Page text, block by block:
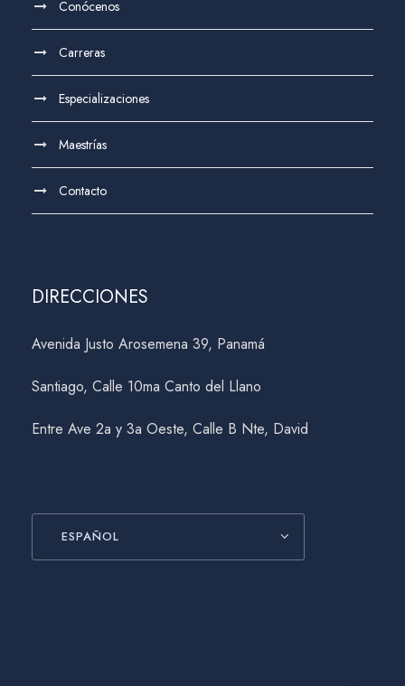
Conócenos
Carreras
Especializaciones
Maestrías
Contacto
DIRECCIONES
Avenida Justo Arosemena 39, Panamá
Santiago, Calle 10ma Canto del Llano
Entre Ave 2a y 3a Oeste, Calle B Nte, David
ESPAÑOL